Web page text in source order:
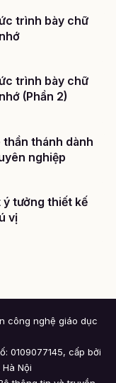
trình bày chữ
trình bày chữ
(Phần 2)
thánh dành
nghiệp
ý tưởng thiết kế
vị
công nghệ giáo dục
0109077145, cấp bởi
Nội